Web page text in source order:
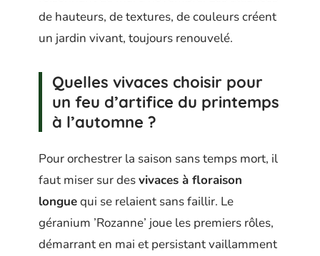
de hauteurs, de textures, de couleurs créent
un jardin vivant, toujours renouvelé.
Quelles vivaces choisir pour
un feu d’artifice du printemps
à l’automne ?
Pour orchestrer la saison sans temps mort, il
faut miser sur desvivaces à floraison
longuequi se relaient sans faillir. Le
géranium ’Rozanne’ joue les premiers rôles,
démarrant en mai et persistant vaillamment